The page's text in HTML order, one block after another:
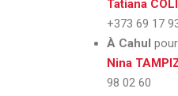
Tatiana
+373 69 17
À Cahul
Nina
98 02 60